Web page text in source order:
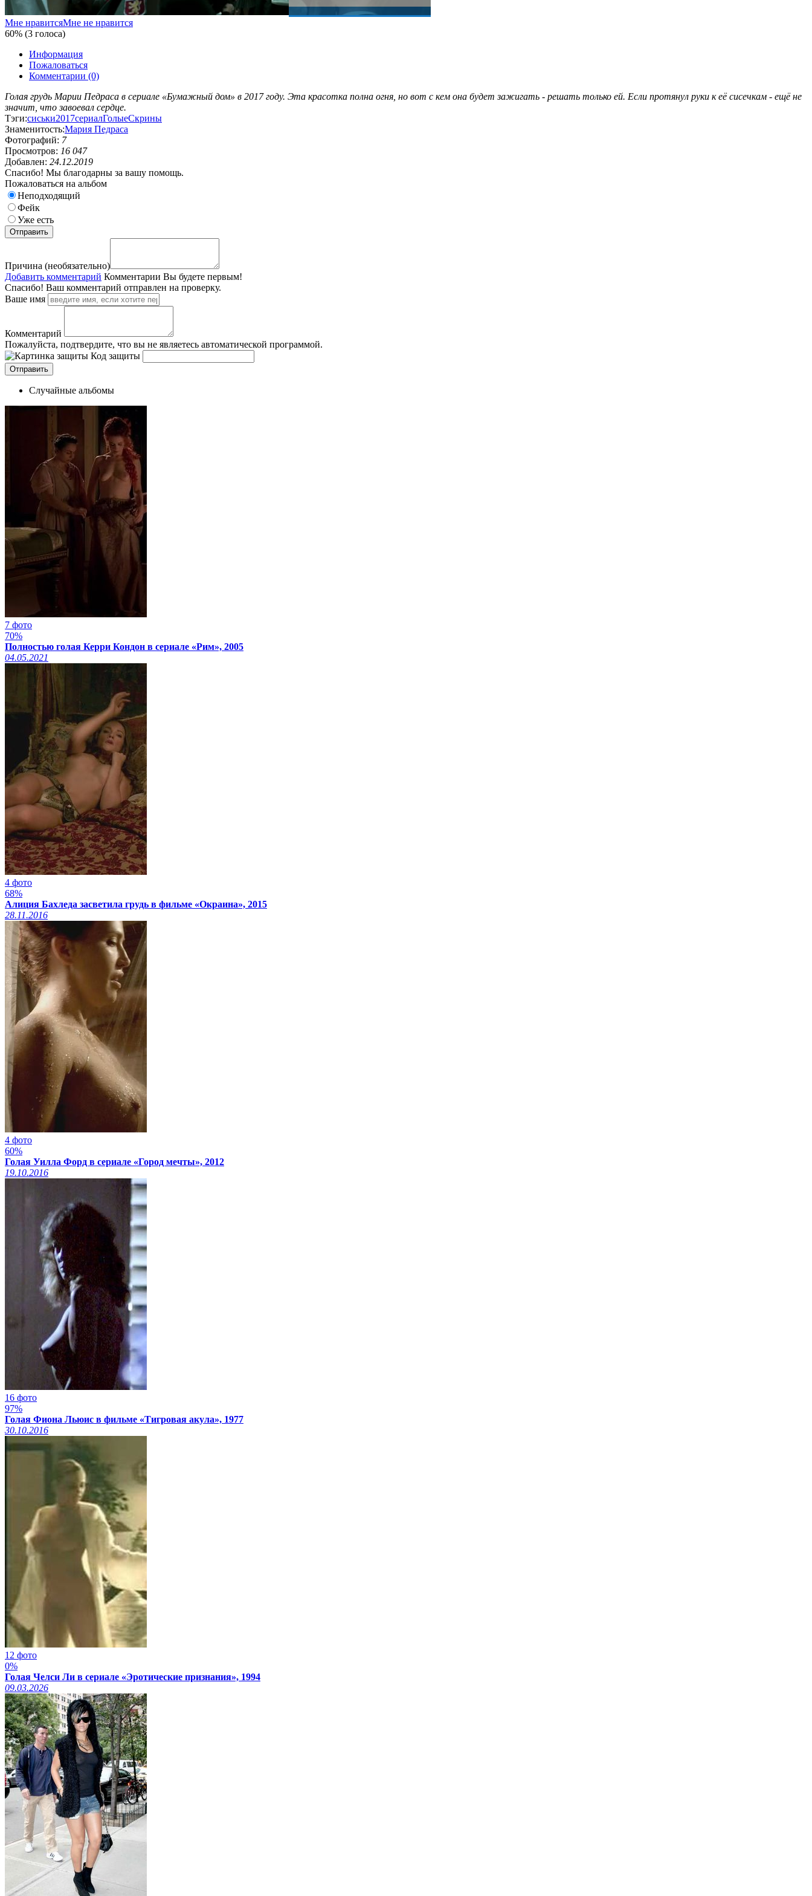
Мне нравитсяМне не нравится
60% (3 голоса)
Информация
Пожаловаться
Комментарии (0)
Голая грудь Марии Педраса в сериале «Бумажный дом» в 2017 году. Эта красотка полна огня, но вот с кем она будет зажигать - решать только ей. Если протянул руки к её сисечкам - ещё не
значит, что завоевал сердце.
Тэги:сиськи2017сериалГолыеСкрины
Знаменитость:Мария Педраса
Фотографий: 7
Просмотров: 16 047
Добавлен: 24.12.2019
Спасибо! Мы благодарны за вашу помощь.
Пожаловаться на альбом
Неподходящий
Фейк
Уже есть
Причина (необязательно)
Добавить комментарий Комментарии Вы будете первым!
Спасибо! Ваш комментарий отправлен на проверку.
Ваше имя
Комментарий
Пожалуйста, подтвердите, что вы не являетесь автоматической программой.
Код защиты
Случайные альбомы
7 фото
70%
Полностью голая Керри Кондон в сериале «Рим», 2005
04.05.2021
4 фото
68%
Алиция Бахледа засветила грудь в фильме «Окраина», 2015
28.11.2016
4 фото
60%
Голая Уилла Форд в сериале «Город мечты», 2012
19.10.2016
16 фото
97%
Голая Фиона Льюис в фильме «Тигровая акула», 1977
30.10.2016
12 фото
0%
Голая Челси Ли в сериале «Эротические признания», 1994
09.03.2026